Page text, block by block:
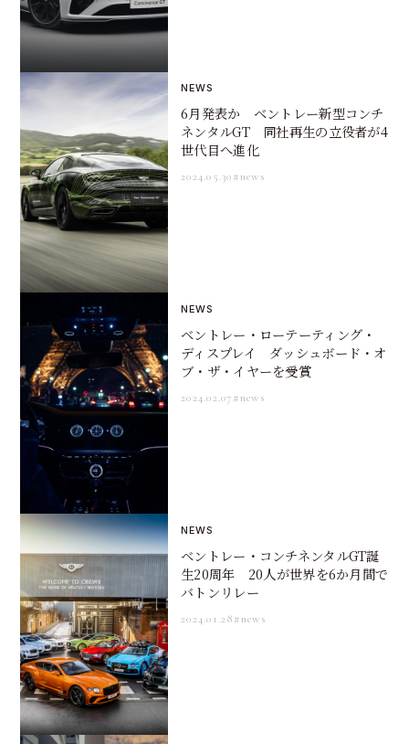
NEWS
6月発表か ベントレー新型コンチ
ネンタルGT 同社再生の立役者が4
世代目へ進化
2024.05.30#news
NEWS
ベントレー・ローテーティング・
ディスプレイ ダッシュボード・オ
ブ・ザ・イヤーを受賞
2024.02.07#news
NEWS
ベントレー・コンチネンタルGT誕
生20周年 20人が世界を6か月間で
バトンリレー
2024.01.28#news